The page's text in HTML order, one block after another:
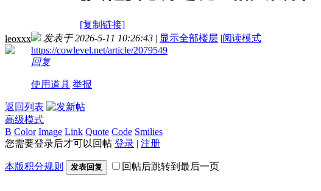
[复制链接]
leoxxx
发表于 2026-5-11 10:26:43 | 显示全部楼层 |阅读模式
https://cowlevel.net/article/2079549
回复
使用道具 举报
返回列表
高级模式
B Color Image Link Quote Code Smilies
您需要登录后才可以回帖 登录 | 注册
本版积分规则 发表回复 回帖后跳转到最后一页